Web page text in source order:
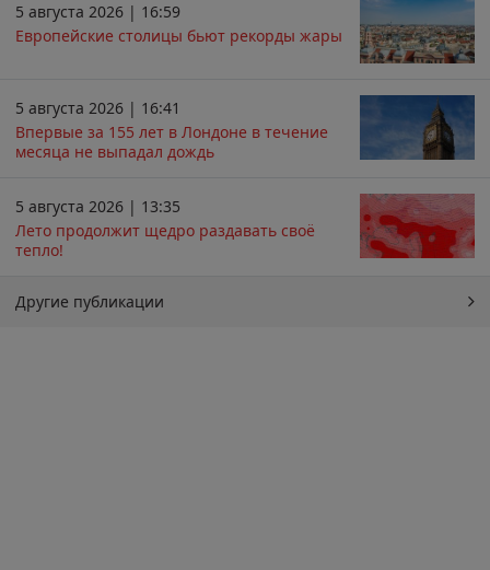
5 августа 2026 | 16:59
Европейские столицы бьют рекорды жары
5 августа 2026 | 16:41
Впервые за 155 лет в Лондоне в течение
месяца не выпадал дождь
5 августа 2026 | 13:35
Лето продолжит щедро раздавать своё
тепло!
Другие публикации